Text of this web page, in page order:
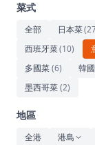
藝術文化
休閒
音樂
菜式
全部 日本菜(
西班牙菜(10)
多國菜(6) 韓
墨西哥菜(2)
地區
全港 港島